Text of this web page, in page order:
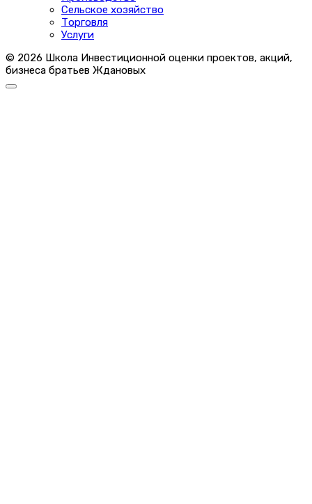
Сельское хозяйство
Торговля
Услуги
© 2026 Школа Инвестиционной оценки проектов, акций,
бизнеса братьев Ждановых